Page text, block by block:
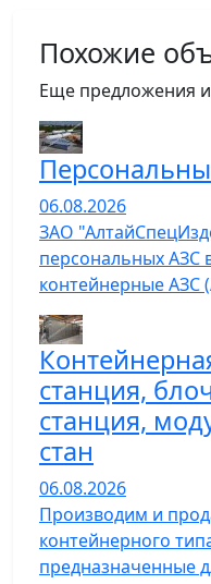
Похожие
Еще предложения
06.08.2026
ЗАО
персональных АЗС
контейнерные АЗС
станция,
станция,
стан
06.08.2026
Производим и
контейнерного
предназначенные